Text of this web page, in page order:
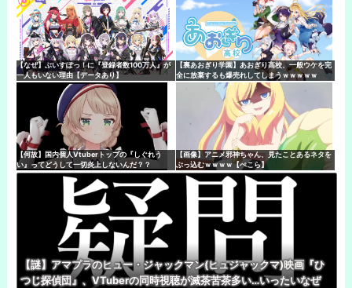
【なぜ】ぶいすぽっ！に『登録者数100万人』が
一人もいない理由【データあり】
【裏あおぎり学園】あおぎり高校、一般ウケを完
全に放棄するも爆売れしてしまうｗｗｗｗｗ
【何故】国内個人Vtuberトップの『しぐれう
い』ってどうして一切炎上しないんだ？？
【画像】アニメ邪神ちゃん、見たことあるネタを
ぶっ込むｗｗｗｗ【ぺこら】
【謎】アマプラのヒュー・ジャックマン(ヒュジャックマ)映画『ひ
つじ探偵団』、VTuberの同時視聴が滅茶苦茶多い…いったいなぜ